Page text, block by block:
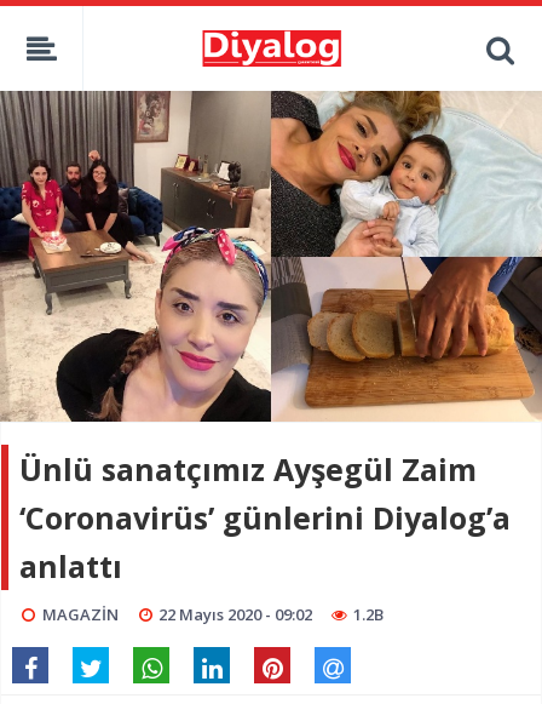
Ünlü sanatçımız Ayşegül Zaim
‘Coronavirüs’ günlerini Diyalog’a
anlattı
MAGAZİN 22 Mayıs 2020 - 09:02 1.2B